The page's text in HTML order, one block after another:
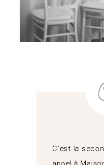
fois que je fais